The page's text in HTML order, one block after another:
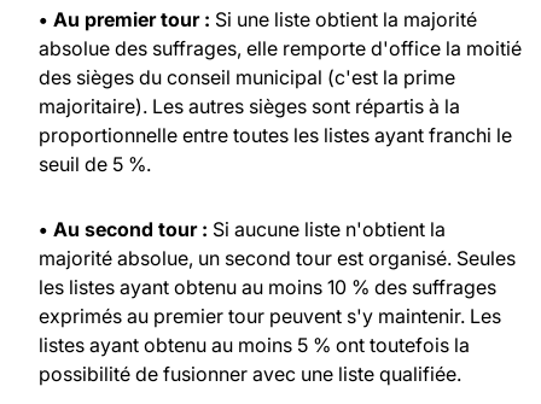
• Au premier tour : Si une liste obtient la majorité
absolue des suffrages, elle remporte d'office la moitié
des sièges du conseil municipal (c'est la prime
majoritaire). Les autres sièges sont répartis à la
proportionnelle entre toutes les listes ayant franchi le
seuil de 5 %.
• Au second tour : Si aucune liste n'obtient la
majorité absolue, un second tour est organisé. Seules
les listes ayant obtenu au moins 10 % des suffrages
exprimés au premier tour peuvent s'y maintenir. Les
listes ayant obtenu au moins 5 % ont toutefois la
possibilité de fusionner avec une liste qualifiée.